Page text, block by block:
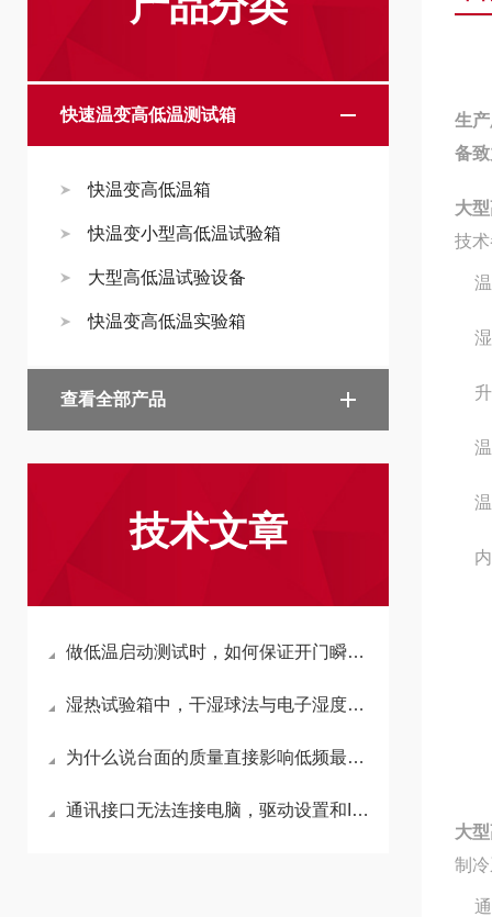
快速温变高低温测试箱
快温变高低温箱
快温变小型高低温试验箱
大型高低温试验设备
快温变高低温实验箱
查看全部产品
技术文章
做低温启动测试时，如何保证开门瞬间温度回升慢？
湿热试验箱中，干湿球法与电子湿度传感器哪个更准？
为什么说台面的质量直接影响低频最大加速度？
通讯接口无法连接电脑，驱动设置和IP地址的常见问题。
生
备
大
技
大
制